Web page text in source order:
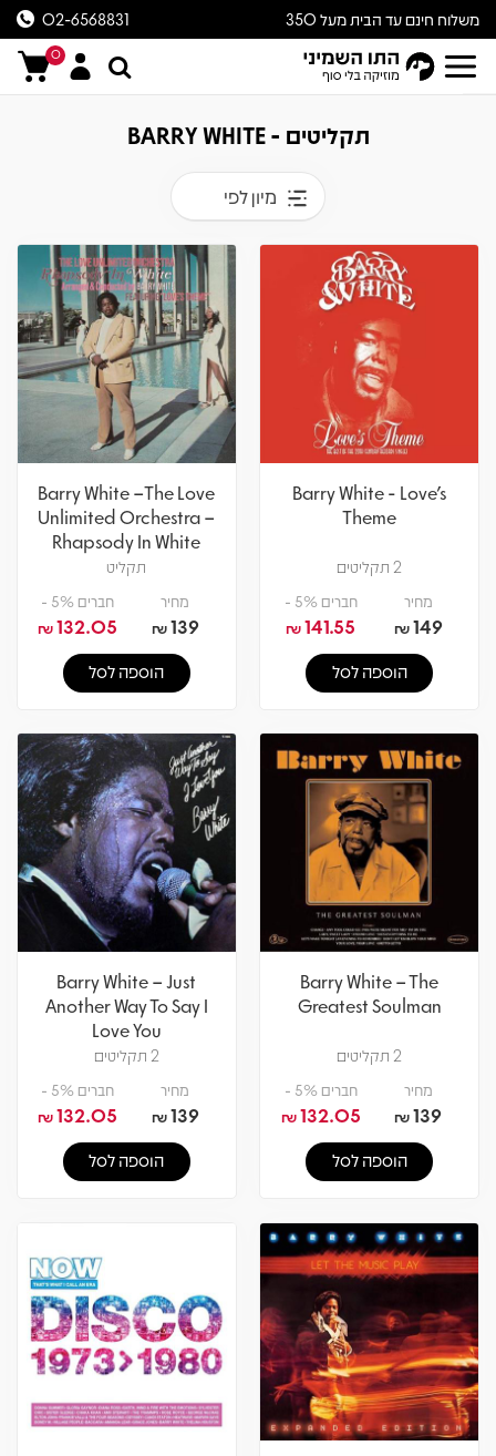
משלוח חינם עד הבית מעל 350
ש״ח
02-6568831
0
תקליטים - BARRY WHITE
מיון לפי
Barry White - Love's
Theme
2 תקליטים
מחיר
149
₪
חברים 5% -
141.55
₪
הוספה לסל
Barry White –The Love
Unlimited Orchestra –
Rhapsody In White
תקליט
מחיר
139
₪
חברים 5% -
132.05
₪
הוספה לסל
Barry White – The
Greatest Soulman
2 תקליטים
מחיר
139
₪
חברים 5% -
132.05
₪
הוספה לסל
Barry White – Just
Another Way To Say I
Love You
2 תקליטים
מחיר
139
₪
חברים 5% -
132.05
₪
הוספה לסל